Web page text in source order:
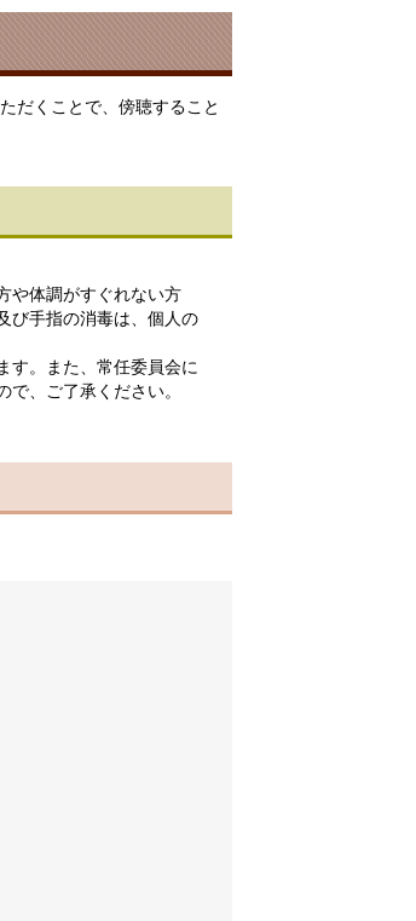
だくことで、傍聴すること
や体調がすぐれない方
び手指の消毒は、個人の
す。また、常任委員会に
、ご了承ください​。